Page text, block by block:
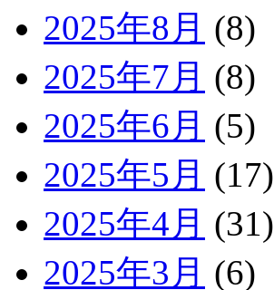
2025年8月 (8)
2025年7月 (8)
2025年6月 (5)
2025年5月 (17)
2025年4月 (31)
2025年3月 (6)